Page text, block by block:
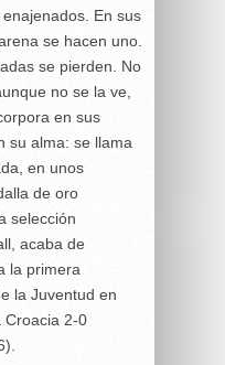
En sus
se hacen uno.
se pierden. No
no se la ve,
en sus
su alma: se llama
en unos
de oro
selección
acaba de
la primera
la Juventud en
Croacia 2-0